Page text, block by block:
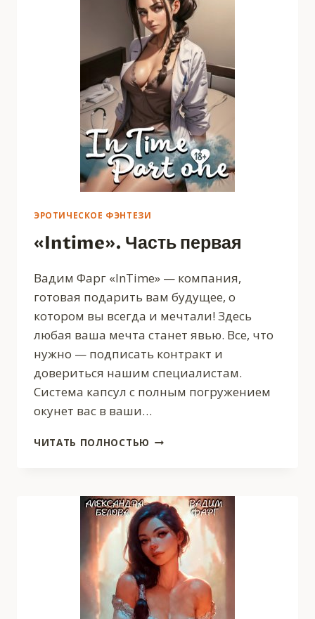
ЭРОТИЧЕСКОЕ ФЭНТЕЗИ
«Intime». Часть первая
Вадим Фарг «InTime» — компания,
готовая подарить вам будущее, о
котором вы всегда и мечтали! Здесь
любая ваша мечта станет явью. Все, что
нужно — подписать контракт и
довериться нашим специалистам.
Система капсул с полным погружением
окунет вас в ваши…
ЧИТАТЬ ПОЛНОСТЬЮ «INTIME».